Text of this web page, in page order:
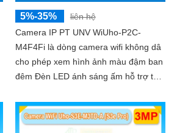
5%-35%
liên hệ
Camera IP PT UNV WiUho-P2C-
M4F4Fi là dòng camera wifi không dâ
cho phép xem hình ảnh màu đậm ban
đêm Đèn LED ánh sáng ấm hỗ trợ tầm
sáng vừa cảnh báo với độ phân giải 4